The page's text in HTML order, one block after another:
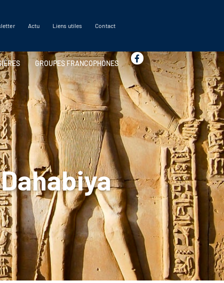
Actu Liens utiles Contact
MOYEN
ORIENT
Egypte
Emirats Arabes
Jordanie
AFRIQUE
Afrique du Sud
Botswana
Kenya
Maroc
Mozambique
Namibie
Ouganda
Sénégal
Tanzanie
Zambie
GROUPES FRANCOPHONES